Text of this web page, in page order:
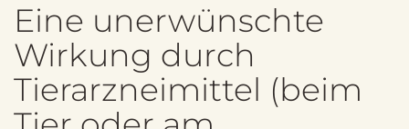
Eine unerwünschte
Wirkung durch
Tierarzneimittel (beim